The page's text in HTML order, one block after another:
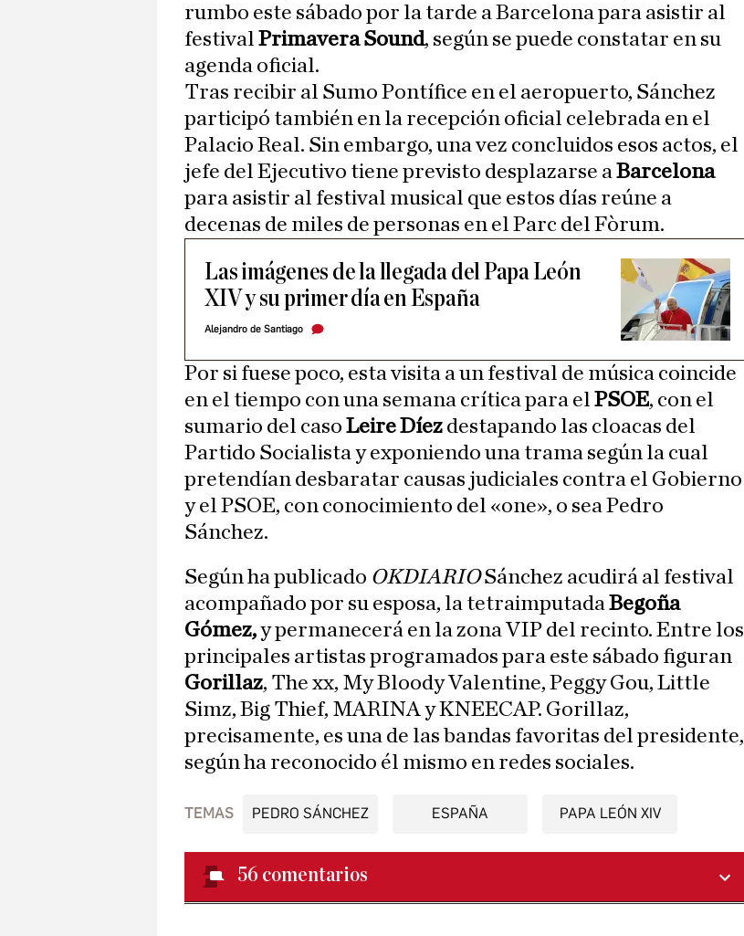
rumbo este sábado por la tarde a Barcelona para asistir al
festival Primavera Sound, según se puede constatar en su
agenda oficial.
Tras recibir al Sumo Pontífice en el aeropuerto, Sánchez
participó también en la recepción oficial celebrada en el
Palacio Real. Sin embargo, una vez concluidos esos actos, el
jefe del Ejecutivo tiene previsto desplazarse aBarcelona
para asistir al festival musical que estos días reúne a
decenas de miles de personas en el Parc del Fòrum.
Las imágenes de la llegada del Papa León
XIV y su primer día en España
Alejandro de Santiago
Por si fuese poco, esta visita a un festival de música coincide
en el tiempo con una semana crítica para el PSOE, con el
sumario del caso Leire Díez destapando las cloacas del
Partido Socialista y exponiendo una trama según la cual
pretendían desbaratar causas judiciales contra el Gobierno
y el PSOE, con conocimiento del «one», o sea Pedro
Sánchez.
Según ha publicado OKDIARIOSánchez acudirá al festival
acompañado por su esposa, la tetraimputadaBegoña
Gómez,y permanecerá en la zona VIP del recinto. Entre los
principales artistas programados para este sábado figuran
Gorillaz, The xx, My Bloody Valentine, Peggy Gou, Little
Simz, Big Thief, MARINA y KNEECAP. Gorillaz,
precisamente, es una de las bandas favoritas del presidente,
según ha reconocido él mismo en redes sociales.
TEMAS PEDRO SÁNCHEZ ESPAÑA PAPA LEÓN XIV
56 comentarios